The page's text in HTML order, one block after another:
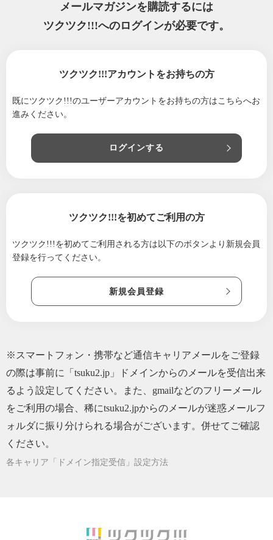
助けてください！！☆ボランティアスタッフ
大募集☆
2025/03/30 【3/31締切】TAMBA100 2025大会エントリー
アスタッフ募集のお知らせ
メールマガジンを購読するには
ツクツク!!!へのログインが必要です。
ツクツク!!!アカウントをお持ちの方
既にツクツク!!!のユーザーアカウントをお持ちの方はこちらへお
進みください。
ログインする
ツクツク!!!を初めてご利用の方
ツクツク!!!を初めてご利用される方は 以下のボタンより新規会員
登録を行ってください。
新規会員登録
※スマートフォン・携帯など通信キャリアメールをご登録
の際は事前に「tsuku2.jp」ドメインからのメールを受信出来
るよう設定してください。また、gmailなどのフリーメール
をご利用の場合、稀にtsuku2.jpからのメールが迷惑メールフ
ォルダに振り分けられる場合がございます。併せてご確認
ください。
各キャリア「ドメイン指定受信」設定方法